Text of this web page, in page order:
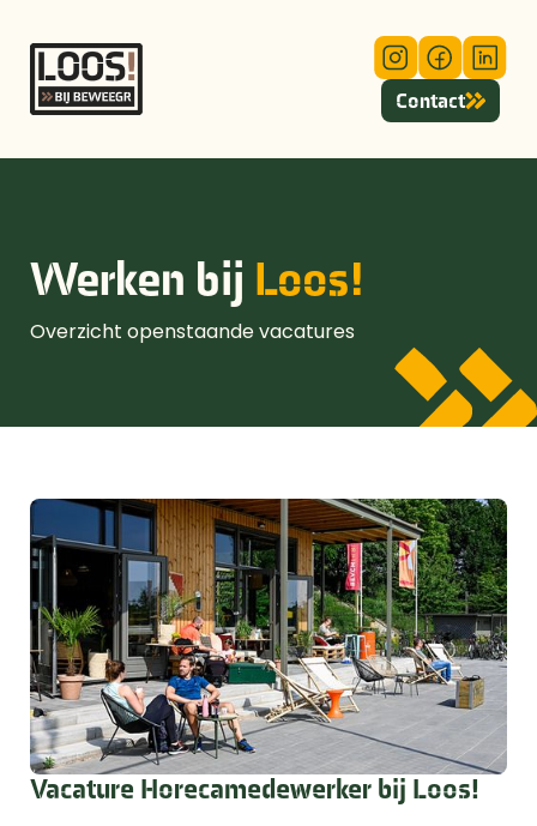
Contact
Werken bij Loos!
Overzicht openstaande vacatures
Vacature Horecamedewerker bij Loos!